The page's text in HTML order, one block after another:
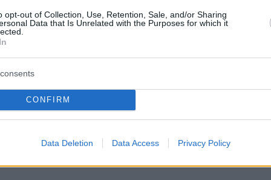
opt-out of Collection, Use, Retention, Sale, and/or Sharing
Data that Is Unrelated with the Purposes for which it
CONFIRM
Data Deletion Data Access Privacy Policy
della Polonia e sostiene che lo stato di diritto è
sopravviverà ai complotti del ministro